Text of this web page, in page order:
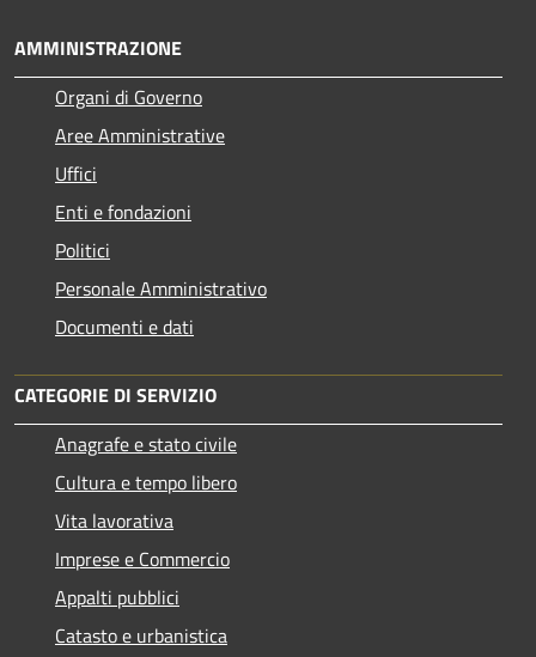
AMMINISTRAZIONE
Organi di Governo
Aree Amministrative
Uffici
Enti e fondazioni
Politici
Personale Amministrativo
Documenti e dati
CATEGORIE DI SERVIZIO
Anagrafe e stato civile
Cultura e tempo libero
Vita lavorativa
Imprese e Commercio
Appalti pubblici
Catasto e urbanistica